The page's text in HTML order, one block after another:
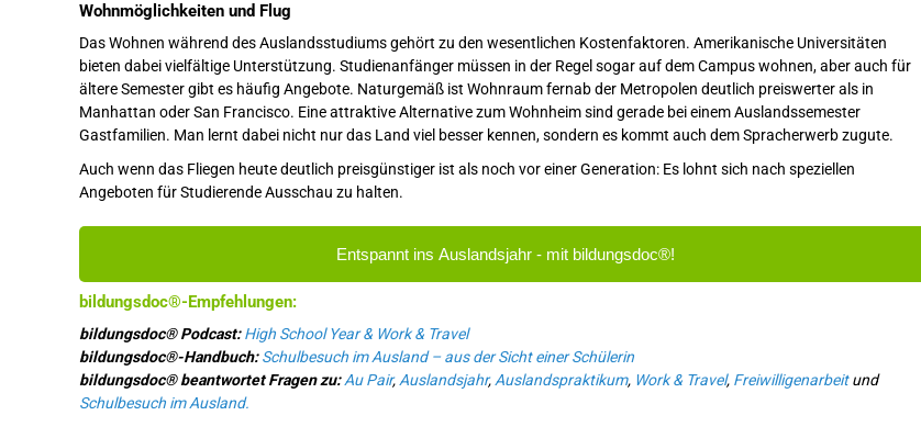
Wohnmöglichkeiten und Flug
Das Wohnen während des Auslandsstudiums gehört zu den wesentlichen Kostenfaktoren. Amerikanische Universitäten
bieten dabei vielfältige Unterstützung. Studienanfänger müssen in der Regel sogar auf dem Campus wohnen, aber auch für
ältere Semester gibt es häufig Angebote. Naturgemäß ist Wohnraum fernab der Metropolen deutlich preiswerter als in
Manhattan oder San Francisco. Eine attraktive Alternative zum Wohnheim sind gerade bei einem Auslandssemester
Gastfamilien. Man lernt dabei nicht nur das Land viel besser kennen, sondern es kommt auch dem Spracherwerb zugute.
Auch wenn das Fliegen heute deutlich preisgünstiger ist als noch vor einer Generation: Es lohnt sich nach speziellen
Angeboten für Studierende Ausschau zu halten.
Entspannt ins Auslandsjahr - mit bildungsdoc®!
bildungsdoc®-Empfehlungen:
bildungsdoc® Podcast: High School Year & Work & Travel
bildungsdoc®-Handbuch: Schulbesuch im Ausland – aus der Sicht einer Schülerin
bildungsdoc® beantwortet Fragen zu: Au Pair, Auslandsjahr, Auslandspraktikum, Work & Travel, Freiwilligenarbeitund
Schulbesuch im Ausland.